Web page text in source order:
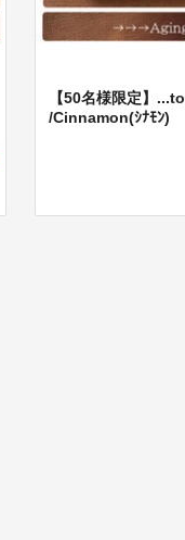
【50名様限定】
/Cinnamon(ｼﾅﾓﾝ)